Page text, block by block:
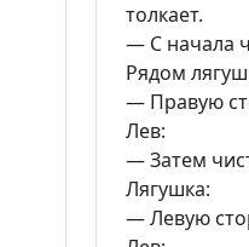
толкает.
— С начала
Рядом
— Правую
Лев:
— Затем
Лягушка:
— Левую